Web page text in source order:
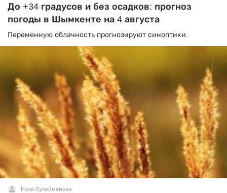
До +34 градусов и без осадков: прогноз
погоды в Шымкенте на 4 августа
Переменную облачность прогнозируют синоптики.
Нэля Сулейменова